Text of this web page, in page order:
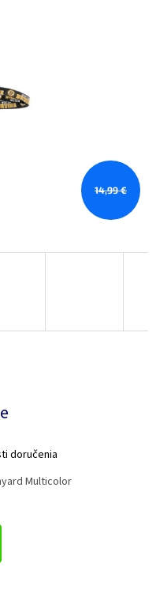
14,99 €
doručenia
Multicolor